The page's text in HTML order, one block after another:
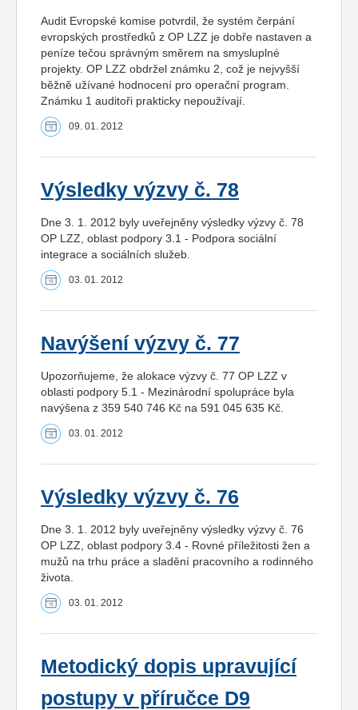
Audit Evropské komise potvrdil, že systém čerpání
evropských prostředků z OP LZZ je dobře nastaven a
peníze tečou správným směrem na smysluplné
projekty. OP LZZ obdržel známku 2, což je nejvyšší
běžně užívané hodnocení pro operační program.
Známku 1 auditoři prakticky nepoužívají.
09. 01. 2012
Výsledky výzvy č. 78
Dne 3. 1. 2012 byly uveřejněny výsledky výzvy č. 78
OP LZZ, oblast podpory 3.1 - Podpora sociální
integrace a sociálních služeb.
03. 01. 2012
Navýšení výzvy č. 77
Upozorňujeme, že alokace výzvy č. 77 OP LZZ v
oblasti podpory 5.1 - Mezinárodní spolupráce byla
navýšena z 359 540 746 Kč na 591 045 635 Kč.
03. 01. 2012
Výsledky výzvy č. 76
Dne 3. 1. 2012 byly uveřejněny výsledky výzvy č. 76
OP LZZ, oblast podpory 3.4 - Rovné příležitosti žen a
mužů na trhu práce a sladění pracovního a rodinného
života.
03. 01. 2012
Metodický dopis upravující
postupy v příručce D9